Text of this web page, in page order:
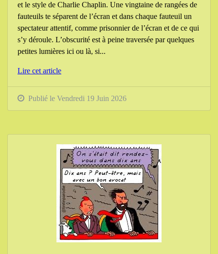
et le style de Charlie Chaplin. Une vingtaine de rangées de
fauteuils te séparent de l’écran et dans chaque fauteuil un
spectateur attentif, comme prisonnier de l’écran et de ce qui
s’y déroule. L’obscurité est à peine traversée par quelques
petites lumières ici ou là, si...
Lire cet article
Publié le Vendredi 19 Juin 2026